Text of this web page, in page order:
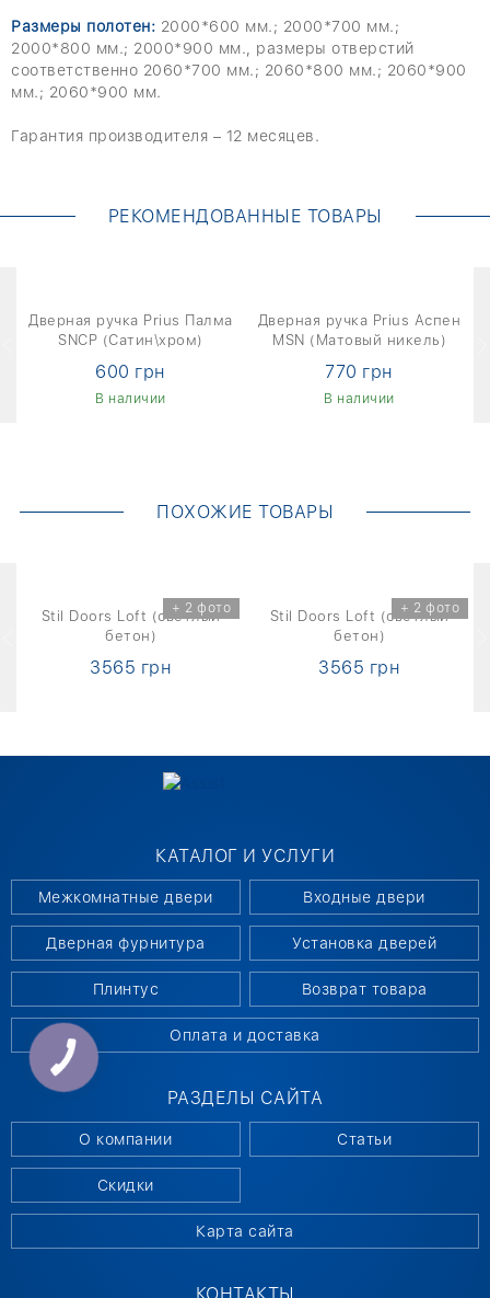
Размеры полотен: 2000*600 мм.; 2000*700 мм.;
2000*800 мм.; 2000*900 мм., размеры отверстий
соответственно 2060*700 мм.; 2060*800 мм.; 2060*900
мм.; 2060*900 мм.
Гарантия производителя – 12 месяцев.
РЕКОМЕНДОВАННЫЕ ТОВАРЫ
Дверная ручка Prius Палма
SNCP (Сатин\хром)
600 грн
В наличии
Дверная ручка Prius Аспен
MSN (Матовый никель)
770 грн
В наличии
ПОХОЖИЕ ТОВАРЫ
+ 2 фото
Stil Doors Loft (светлый
бетон)
3565 грн
+ 2 фото
Stil Doors Loft (светлый
бетон)
3565 грн
КАТАЛОГ И УСЛУГИ
Межкомнатные двери Входные двери
Дверная фурнитура Установка дверей
Плинтус Возврат товара
Оплата и доставка
РАЗДЕЛЫ САЙТА
О компании Статьи
Скидки
Карта сайта